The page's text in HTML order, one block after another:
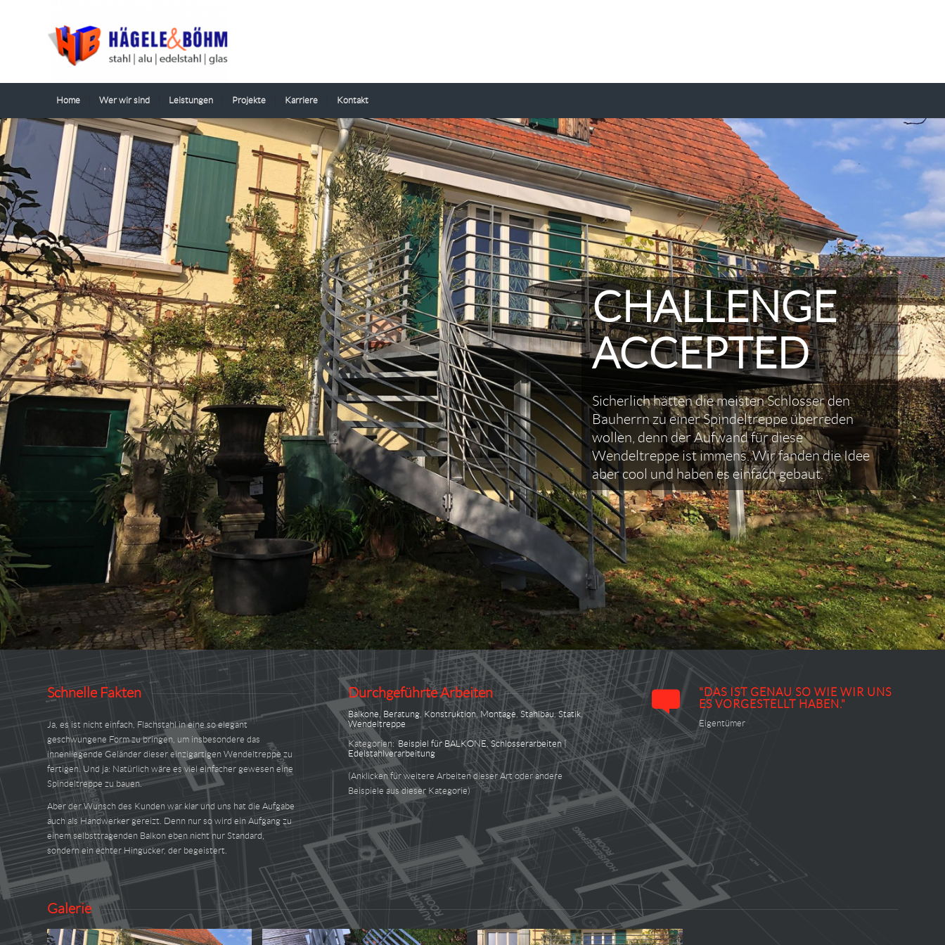
Home Wer wir sind Leistungen Projekte Karriere Kontakt
CHALLENGE
ACCEPTED
Sicherlich hätten die meisten Schlosser den
Bauherrn zu einer Spindeltreppe überreden
wollen, denn der Aufwand für diese
Wendeltreppe ist immens. Wir fanden die Idee
aber cool und haben es einfach gebaut.
Schnelle Fakten
Ja, es ist nicht einfach, Flachstahl in eine so elegant
geschwungene Form zu bringen, um insbesondere das
innenliegende Geländer dieser einzigartigen Wendeltreppe zu
fertigen. Und ja: Natürlich wäre es viel einfacher gewesen eine
Spindeltreppe zu bauen.
Aber der Wunsch des Kunden war klar und uns hat die Aufgabe
auch als Handwerker gereizt. Denn nur so wird ein Aufgang zu
einem selbsttragenden Balkon eben nicht nur Standard,
sondern ein echter Hingucker, der begeistert.
Durchgeführte Arbeiten
Balkone Beratung, Konstruktion, Montage Stahlbau, Statik,
Wendeltreppe
Kategorien: Beispiel für BALKONE,Schlosserarbeiten |
Edelstahlverarbeitung
(Anklicken für weitere Arbeiten dieser Art oder andere
Beispiele aus dieser Kategorie)
"DAS IST GENAU SO WIE WIR UNS
ES VORGESTELLT HABEN."
Eigentümer
Galerie